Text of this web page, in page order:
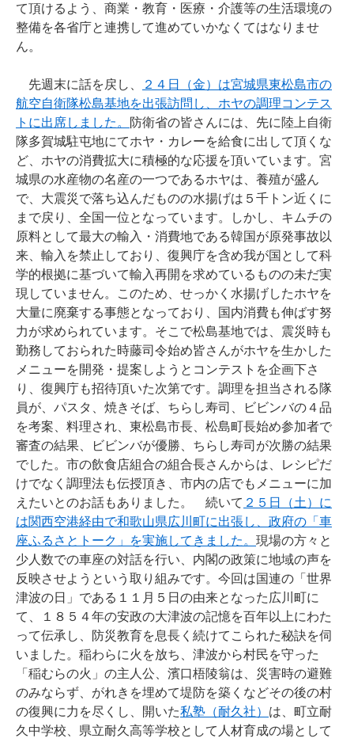
て頂けるよう、商業・教育・医療・介護等の生活環境の
整備を各省庁と連携して進めていかなくてはなりませ
ん。
先週末に話を戻し、
２４日（金）は宮城県東松島市の
航空自衛隊松島基地を出張訪問し、ホヤの調理コンテス
トに出席しました。
防衛省の皆さんには、先に陸上自衛
隊多賀城駐屯地にてホヤ・カレーを給食に出して頂くな
ど、ホヤの消費拡大に積極的な応援を頂いています。宮
城県の水産物の名産の一つであるホヤは、養殖が盛ん
で、大震災で落ち込んだものの水揚げは５千トン近くに
まで戻り、全国一位となっています。しかし、キムチの
原料として最大の輸入・消費地である韓国が原発事故以
来、輸入を禁止しており、復興庁を含め我が国として科
学的根拠に基づいて輸入再開を求めているものの未だ実
現していません。このため、せっかく水揚げしたホヤを
大量に廃棄する事態となっており、国内消費も伸ばす努
力が求められています。そこで松島基地では、震災時も
勤務しておられた時藤司令始め皆さんがホヤを生かした
メニューを開発・提案しようとコンテストを企画下さ
り、復興庁も招待頂いた次第です。調理を担当される隊
員が、パスタ、焼きそば、ちらし寿司、ビビンバの４品
を考案、料理され、東松島市長、松島町長始め参加者で
審査の結果、ビビンバが優勝、ちらし寿司が次勝の結果
でした。市の飲食店組合の組合長さんからは、レシピだ
けでなく調理法も伝授頂き、市内の店でもメニューに加
えたいとのお話もありました。 続いて ２５日（土）に
は関西空港経由で和歌山県広川町に出張し、政府の「車
座ふるさとトーク」を実施してきました。 現場の方々と
少人数での車座の対話を行い、内閣の政策に地域の声を
反映させようという取り組みです。今回は国連の「世界
津波の日」である１１月５日の由来となった広川町に
て、１８５４年の安政の大津波の記憶を百年以上にわた
って伝承し、防災教育を息長く続けてこられた秘訣を伺
いました。稲わらに火を放ち、津波から村民を守った
「稲むらの火」の主人公、濱口梧陵翁は、災害時の避難
のみならず、がれきを埋めて堤防を築くなどその後の村
の復興に力を尽くし、開いた私塾（耐久社） は、町立耐
久中学校、県立耐久高等学校として人材育成の場として